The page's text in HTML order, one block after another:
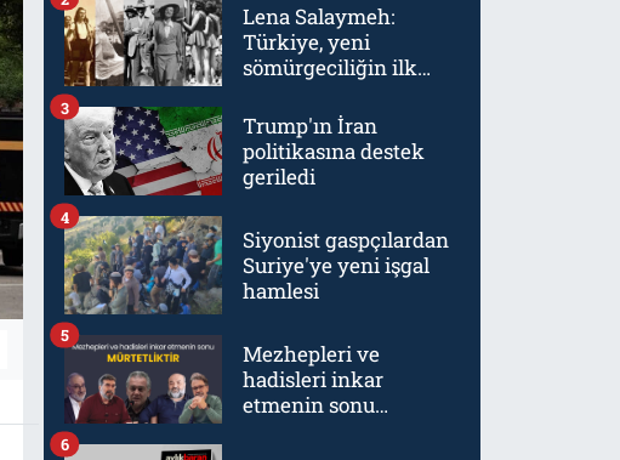
Lena Salaymeh:
Türkiye, yeni
sömürgeciliğin ilk
Trump'ın İran
politikasına destek
geriledi
3
Siyonist gaspçılardan
Suriye'ye yeni işgal
hamlesi
4
Mezhepleri ve
hadisleri inkar
etmenin sonu
5
6